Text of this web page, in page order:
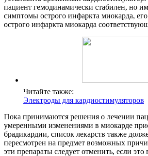
пациент гемодинамически стабилен, но
симптомы острого инфаркта миокарда, его
острого инфаркта миокарда
Читайте также:
Электроды для кардиостимуляторов
Пока принимаются решения о лечении
умеренными изменениями в миокарде
брадикардии, список лекарств также
пересмотрен на предмет возможных
эти препараты следует отменить, если это